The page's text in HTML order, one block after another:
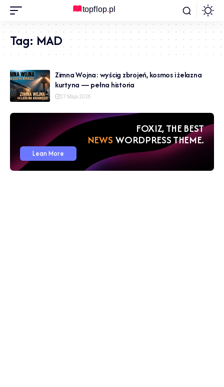
Tag:MAD
Zimna Wojna: wyścig zbrojeń, kosmos i żelazna
kurtyna — pełna historia
27 Maja 2026
FOXIZ, THE BEST
NEWS WORDPRESS THEME.
Lean More